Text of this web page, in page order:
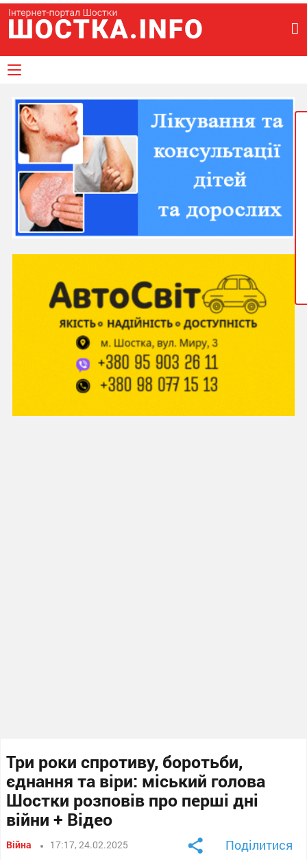
Три роки спротиву, боротьби,
єднання та віри: міський голова
Шостки розповів про перші дні
війни + Відео
Війна 17:17, 24.02.2025 Поділитися